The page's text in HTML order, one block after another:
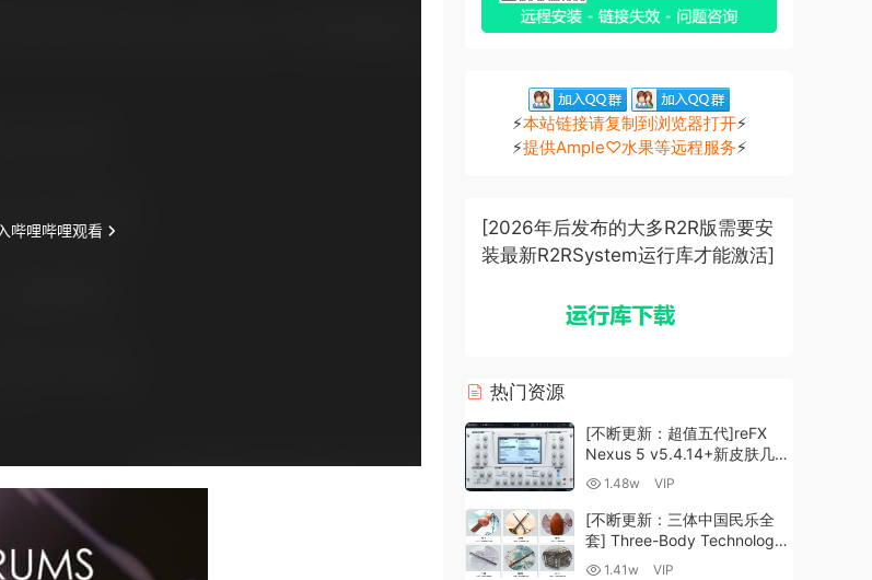
⚡本站链接请复制到浏览器打开⚡
⚡提供Ample♡水果等远程服务⚡
[2026年后发布的大多R2R版需要安
装最新R2RSystem运行库才能激活]
热门资源
[不断更新：超值五代]reFX
Nexus 5 v5.4.14+新皮肤几十
套+原厂+全套扩展+教程
1.48w VIP
[不断更新：三体中国民乐全
套] Three-Body Technology-
R2R [WiN, MacOSX]
1.41w VIP